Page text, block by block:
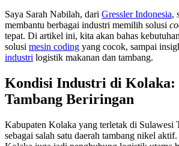
Saya Sarah Nabilah, dari Gressler Indonesia,
membantu berbagai industri memilih solusi
tepat. Di artikel ini, kita akan bahas
solusi mesin coding yang cocok, sampai
industri logistik makanan dan tambang.
Kondisi Industri di Kolaka:
Tambang Beriringan
Kabupaten Kolaka yang terletak di Sulawesi
sebagai salah satu daerah tambang nikel